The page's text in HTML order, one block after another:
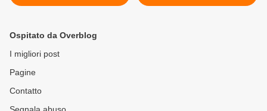
Ospitato da Overblog
I migliori post
Pagine
Contatto